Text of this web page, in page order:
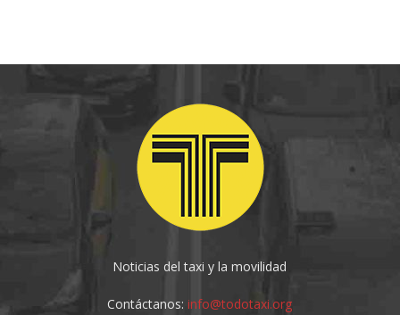
Noticias del taxi y la movilidad
Contáctanos:info@todotaxi.org